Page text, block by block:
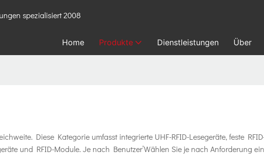
spezialisiert 2008
Home Produkte Dienstleistungen Über
Diese Kategorie umfasst integrierte UHF-RFID-Lesegeräte, feste
und RFID-Module. Je nach Benutzer’Wählen Sie je nach Anforderung